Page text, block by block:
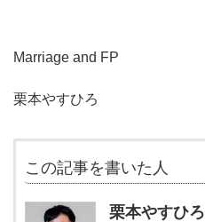
Marriage and FP
栗本やすひろ
この記事を書いた人
栗本やすひろ